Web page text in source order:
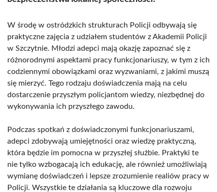
W środę w ostródzkich strukturach Policji odbywają się
praktyczne zajęcia z udziałem studentów z Akademii Policji
w Szczytnie. Młodzi adepci mają okazję zapoznać się z
różnorodnymi aspektami pracy funkcjonariuszy, w tym z ich
codziennymi obowiązkami oraz wyzwaniami, z jakimi muszą
się mierzyć. Tego rodzaju doświadczenia mają na celu
dostarczenie przyszłym policjantom wiedzy, niezbędnej do
wykonywania ich przyszłego zawodu.
Podczas spotkań z doświadczonymi funkcjonariuszami,
adepci zdobywają umiejętności oraz wiedzę praktyczną,
która będzie im pomocna w przyszłej służbie. Praktyki te
nie tylko wzbogacają ich edukację, ale również umożliwiają
wymianę doświadczeń i lepsze zrozumienie realiów pracy w
Policji. Wszystkie te działania są kluczowe dla rozwoju